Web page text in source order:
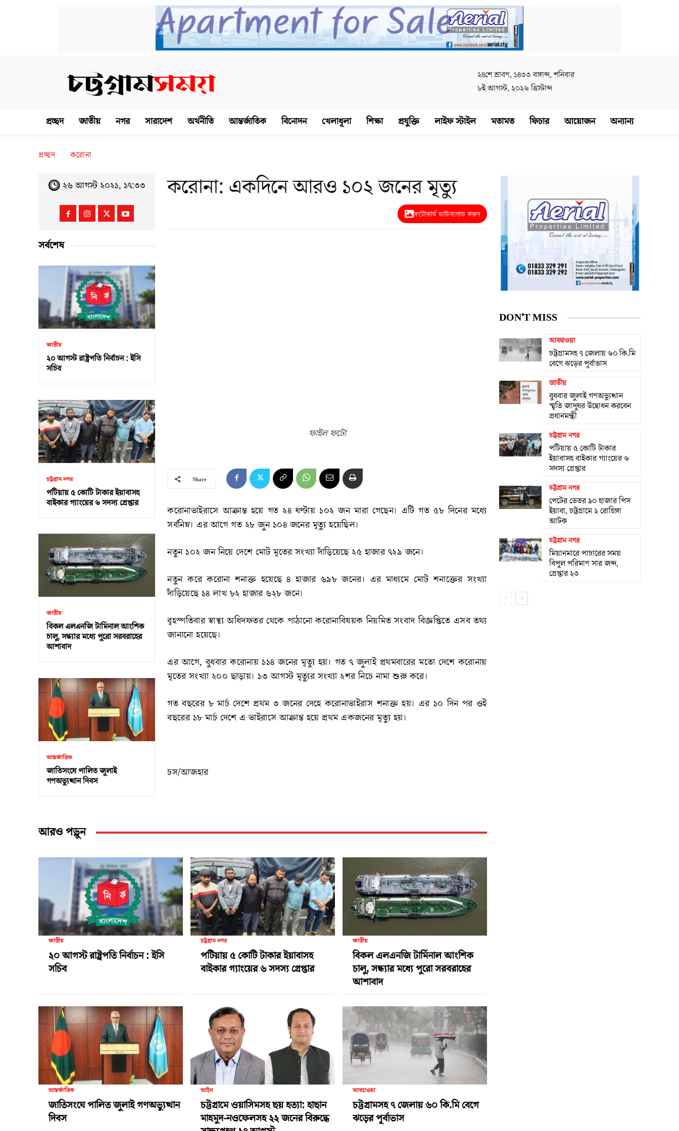
২৪শে শ্রাবণ, ১৪৩৩ বঙ্গাব্দ, শনিবার
৮ই আগস্ট, ২০২৬ খ্রিস্টাব্দ
প্রচ্ছদ জাতীয় নগর সারাদেশ অর্থনীতি আন্তর্জাতিক বিনোদন খেলাধূলা শিক্ষা প্রযুক্তি লাইফ স্টাইল মতামত ফিচার আয়োজন অন্যান্য
প্রচ্ছদ করোনা
২৬ আগস্ট ২০২১, ১৭:৩৩
সর্বশেষ
জাতীয়
২০ আগস্ট রাষ্ট্রপতি নির্বাচন : ইসি
সচিব
চট্টগ্রাম নগর
পটিয়ায় ৫ কোটি টাকার ইয়াবাসহ
বাইকার গ্যাংয়ের ৬ সদস্য গ্রেপ্তার
জাতীয়
বিকল এলএনজি টার্মিনাল আংশিক
চালু, সন্ধ্যার মধ্যে পুরো সরবরাহের
আশাবাদ
আন্তর্জাতিক
জাতিসংঘে পালিত জুলাই
গণঅভ্যুত্থান দিবস
করোনা: একদিনে আরও ১০২ জনের মৃত্যু
ফটোকার্ড ডাউনলোড করুন
ফাইল ফটো
Share
করোনাভাইরাসে আক্রান্ত হয়ে গত ২৪ ঘণ্টায় ১০২ জন মারা গেছেন। এটি গত ৫৮ দিনের মধ্যে
সর্বনিম্ন। এর আগে গত ২৮ জুন ১০৪ জনের মৃত্যু হয়েছিল।
নতুন ১০২ জন নিয়ে দেশে মোট মৃতের সংখ্যা দাঁড়িয়েছে ২৫ হাজার ৭২৯ জনে।
নতুন করে করোনা শনাক্ত হয়েছে ৪ হাজার ৬৯৮ জনের। এর মাধ্যমে মোট শনাক্তের সংখ্যা
দাঁড়িয়েছে ১৪ লাখ ৮২ হাজার ৬২৮ জনে।
বৃহস্পতিবার স্বাস্থ্য অধিদফতর থেকে পাঠানো করোনাবিষয়ক নিয়মিত সংবাদ বিজ্ঞপ্তিতে এসব তথ্য
জানানো হয়েছে।
এর আগে, বুধবার করোনায় ১১৪ জনের মৃত্যু হয়। গত ৭ জুলাই প্রথমবারের মতো দেশে করোনায়
মৃতের সংখ্যা ২০০ ছাড়ায়। ১৩ আগস্ট মৃত্যুর সংখ্যা ২শর নিচে নামা শুরু করে।
গত বছরের ৮ মার্চ দেশে প্রথম ৩ জনের দেহে করোনাভাইরাস শনাক্ত হয়। এর ১০ দিন পর ওই
বছরের ১৮ মার্চ দেশে এ ভাইরাসে আক্রান্ত হয়ে প্রথম একজনের মৃত্যু হয়।
চস/আজহার
আরও পড়ুন
জাতীয়
২০ আগস্ট রাষ্ট্রপতি নির্বাচন : ইসি
সচিব
চট্টগ্রাম নগর
পটিয়ায় ৫ কোটি টাকার ইয়াবাসহ
বাইকার গ্যাংয়ের ৬ সদস্য গ্রেপ্তার
জাতীয়
বিকল এলএনজি টার্মিনাল আংশিক
চালু, সন্ধ্যার মধ্যে পুরো সরবরাহের
আশাবাদ
আন্তর্জাতিক
জাতিসংঘে পালিত জুলাই গণঅভ্যুত্থান
দিবস
আইন
চট্টগ্রামে ওয়াসিমসহ ছয় হত্যা: হাছান
মাহমুদ-নওফেলসহ ২২ জনের বিরুদ্ধে
আবহাওয়া
চট্টগ্রামসহ ৭ জেলায় ৬০ কি.মি বেগে
ঝড়ের পূর্বাভাস
DON'T MISS
আবহাওয়া
চট্টগ্রামসহ ৭ জেলায় ৬০ কি.মি
বেগে ঝড়ের পূর্বাভাস
জাতীয়
বুধবার জুলাই গণঅভ্যুত্থান
স্মৃতি জাদুঘর উদ্বোধন করবেন
প্রধানমন্ত্রী
চট্টগ্রাম নগর
পটিয়ায় ৫ কোটি টাকার
ইয়াবাসহ বাইকার গ্যাংয়ের ৬
সদস্য গ্রেপ্তার
চট্টগ্রাম নগর
পেটের ভেতর ৯০ হাজার পিস
ইয়াবা, চট্টগ্রামে ২ রোহিঙ্গা
আটক
চট্টগ্রাম নগর
মিয়ানমারে পাচারের সময়
বিপুল পরিমাণ সার জব্দ,
গ্রেপ্তার ২৩